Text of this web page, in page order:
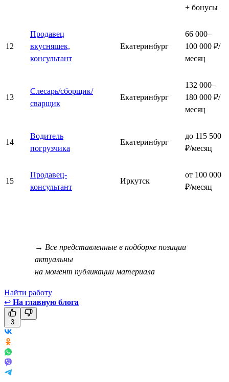
+ бонусы
12
Продавец
вкусняшек,
консультант
Екатеринбург
66 000–
100 000 ₽/
месяц
13
Слесарь/сборщик/
сварщик
Екатеринбург
132 000–
180 000 ₽/
месяц
14
Водитель
погрузчика
Екатеринбург
до 115 500
₽/месяц
15
Продавец-
консультант
Иркутск
от 100 000
₽/месяц
→ Все представленные в подборке позиции
актуальны
на момент публикации материала
Найти работу
↩ На главную блога
3